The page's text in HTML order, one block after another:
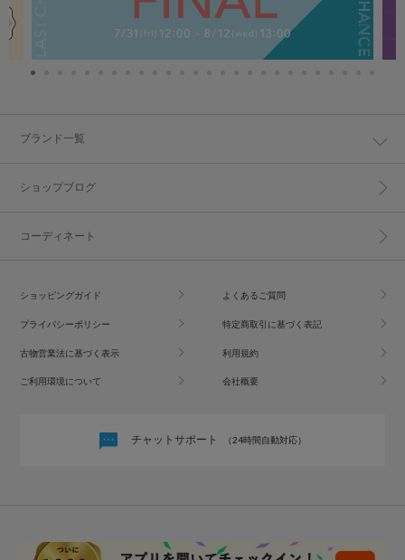
ブランド一覧
ショップブログ
コーディネート
ショッピングガイド よくあるご質問
プライバシーポリシー 特定商取引に基づく表記
古物営業法に基づく表示 利用規約
ご利用環境について 会社概要
チャットサポート （24時間自動対応）